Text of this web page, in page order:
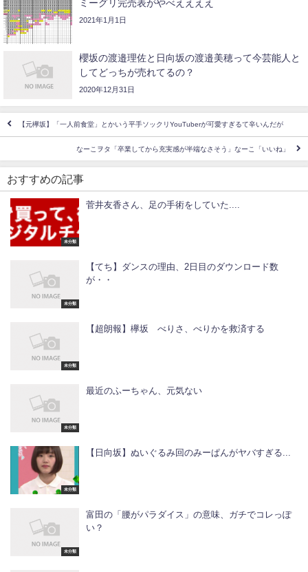
ミーグリ完売表がやべええええ
2021年1月1日
櫻坂の渡邉理佐と日向坂の渡邉美穂って今芸能人と
してどっちが売れてるの？
2020年12月31日
【元欅坂】「一人前食堂」とかいう平手ソックリYouTuberが可愛すぎるて辛いんだが
なーこヲタ「卒業してから充実感が半端なさそう」なーこ「いいね」
おすすめの記事
未分類
菅井友香さん、足の手術をしていた....
未分類
【てち】ダンスの理由、2日目のダウンロード数
が・・
未分類
【超朗報】欅坂 べりさ、べりかを救済する
未分類
最近のふーちゃん、元気ない
未分類
【日向坂】ぬいぐるみ回のみーぱんがヤバすぎる...
未分類
富田の「腰がパラダイス」の意味、ガチでコレっぽ
い？